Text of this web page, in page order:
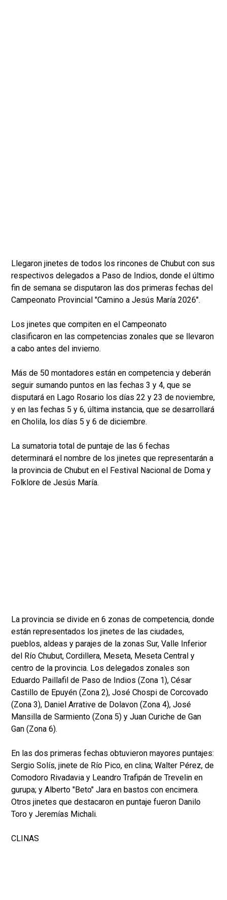
Llegaron jinetes de todos los rincones de Chubut con sus
respectivos delegados a Paso de Indios, donde el último
fin de semana se disputaron las dos primeras fechas del
Campeonato Provincial "Camino a Jesús María 2026".
Los jinetes que compiten en el Campeonato
clasificaron en las competencias zonales que se llevaron
a cabo antes del invierno.
Más de 50 montadores están en competencia y deberán
seguir sumando puntos en las fechas 3 y 4, que se
disputará en Lago Rosario los días 22 y 23 de noviembre,
y en las fechas 5 y 6, última instancia, que se desarrollará
en Cholila, los días 5 y 6 de diciembre.
La sumatoria total de puntaje de las 6 fechas
determinará el nombre de los jinetes que representarán a
la provincia de Chubut en el Festival Nacional de Doma y
Folklore de Jesús María.
La provincia se divide en 6 zonas de competencia, donde
están representados los jinetes de las ciudades,
pueblos, aldeas y parajes de la zonas Sur, Valle Inferior
del Río Chubut, Cordillera, Meseta, Meseta Central y
centro de la provincia. Los delegados zonales son
Eduardo Paillafil de Paso de Indios (Zona 1), César
Castillo de Epuyén (Zona 2), José Chospi de Corcovado
(Zona 3), Daniel Arrative de Dolavon (Zona 4), José
Mansilla de Sarmiento (Zona 5) y Juan Curiche de Gan
Gan (Zona 6).
En las dos primeras fechas obtuvieron mayores puntajes:
Sergio Solís, jinete de Río Pico, en clina; Walter Pérez, de
Comodoro Rivadavia y Leandro Trafipán de Trevelin en
gurupa; y Alberto "Beto" Jara en bastos con encimera.
Otros jinetes que destacaron en puntaje fueron Danilo
Toro y Jeremías Michali.
CLINAS